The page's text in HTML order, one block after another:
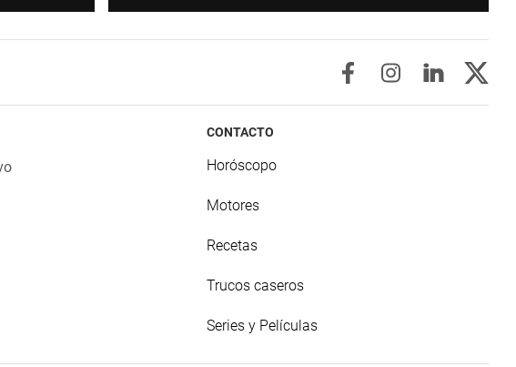
CONTACTO
Horóscopo
Motores
Recetas
Trucos caseros
Series y Películas